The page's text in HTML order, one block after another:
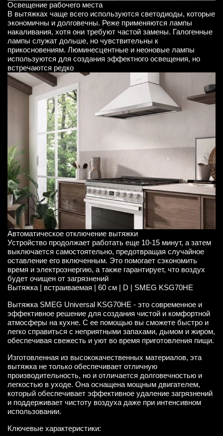
Освещение рабочего места
В вытяжках чаще всего используются светодиоды, которые
экономичны и долговечны. Реже применяются лампы
накаливания, хотя они требуют частой замены. Галогенные
лампы служат дольше, но чувствительны к
прикосновениям. Люминесцентные и неоновые лампы
используются для создания эффектного освещения, но
встречаются редко
Автоматическое отключение вытяжки
Устройство продолжает работать еще 10-15 минут, а затем
выключается самостоятельно, предотвращая случайное
оставление его включенным. Это помогает сэкономить
время и электроэнергию, а также гарантирует, что воздух
будет очищен от загрязнений
Вытяжка | встраиваемая | 60 см | D | SMEG KSG70HE
Вытяжка SMEG Universal KSG70HE - это современное и
эффективное решение для создания чистой и комфортной
атмосферы на кухне. С ее помощью вы сможете быстро и
легко справиться с неприятными запахами, дымом и жиром,
обеспечивая свежесть и уют во время приготовления пищи.
Изготовленная из высококачественных материалов, эта
вытяжка не только обеспечивает отличную
производительность, но и отличается долговечностью и
легкостью в уходе. Она оснащена мощным двигателем,
который обеспечивает эффективное удаление загрязнений
и поддерживает чистоту воздуха даже при интенсивном
использовании.
Ключевые характеристики: